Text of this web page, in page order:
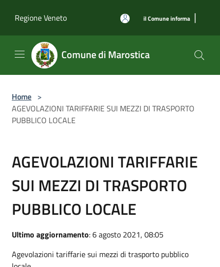
Regione Veneto
il Comune informa |
Comune di Marostica
Home >
AGEVOLAZIONI TARIFFARIE SUI MEZZI DI TRASPORTO
PUBBLICO LOCALE
AGEVOLAZIONI TARIFFARIE
SUI MEZZI DI TRASPORTO
PUBBLICO LOCALE
Ultimo aggiornamento: 6 agosto 2021, 08:05
Agevolazioni tariffarie sui mezzi di trasporto pubblico